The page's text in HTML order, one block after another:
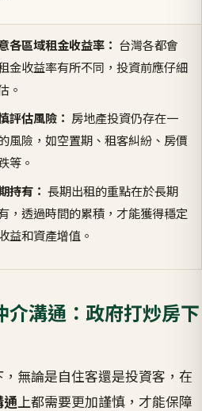
各區域租金收益率： 台灣各都會
金收益率有所不同，投資前應仔細
。
評估風險： 房地產投資仍存在一
風險，如空置期、租客糾紛、房價
等。
持有： 長期出租的重點在於長期
，透過時間的累積，才能獲得穩定
益和資產增值。
介溝通：政府打炒房下
無論是自住客還是投資客，在
通上都需要更加謹慎，才能保障